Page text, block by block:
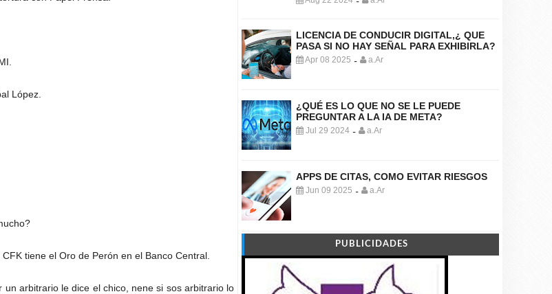
López.
tiene el Oro de Perón en el Banco Central.
arbitrario le dice el chico, nene si sos arbitrario lo
-
LICENCIA DE CONDUCIR DIGITAL,¿ QUE
PASA SI NO HAY SEÑAL PARA EXHIBIRLA?
Apr 08 2025 - a.Ar
¿QUÉ ES LO QUE NO SE LE PUEDE
PREGUNTAR A LA IA DE META?
Jul 29 2024 - a.Ar
APPS DE CITAS, COMO EVITAR RIESGOS
Jun 09 2025 - a.Ar
PUBLICIDADES